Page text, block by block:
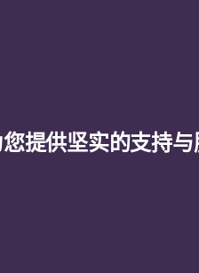
提供坚实的支持与